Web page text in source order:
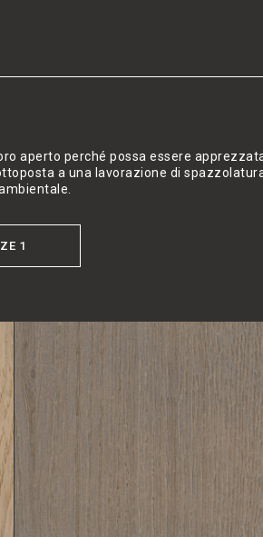
aperto perché possa essere
a una lavorazione di
1